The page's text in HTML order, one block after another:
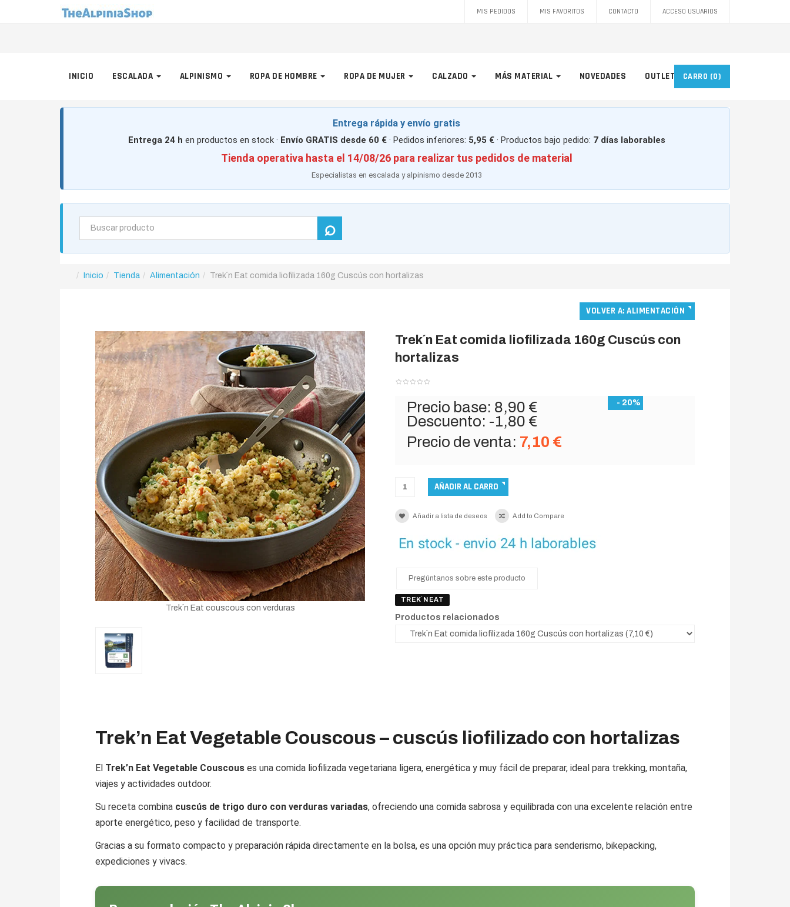
MIS PEDIDOS MIS FAVORITOS CONTACTO ACCESO USUARIOS
INICIO ESCALADA ALPINISMO ROPA DE HOMBRE ROPA DE MUJER CALZADO MÁS MATERIAL NOVEDADES OUTLET CARRO (0)
Entrega rápida y envío gratis
Entrega 24 h en productos en stock · Envío GRATIS desde 60 €· Pedidos inferiores: 5,95 €· Productos bajo pedido: 7 días laborables
Tienda operativa hasta el 14/08/26 para realizar tus pedidos de material
Especialistas en escalada y alpinismo desde 2013
Inicio Tienda Alimentación Trek´n Eat comida liofilizada 160g Cuscús con hortalizas
VOLVER A: ALIMENTACIÓN
Trek´n Eat couscous con verduras
Trek´n Eat comida liofilizada 160g Cuscús con
hortalizas
- 20%
Precio base: 8,90 €
Descuento: -1,80 €
Precio de venta: 7,10 €
Añadir a lista de deseos Add to Compare
Pregúntanos sobre este producto
TREK´N EAT
Productos relacionados
Trek’n Eat Vegetable Couscous – cuscús liofilizado con hortalizas
El Trek’n Eat Vegetable Couscous es una comida liofilizada vegetariana ligera, energética y muy fácil de preparar, ideal para trekking, montaña,
viajes y actividades outdoor.
Su receta combina cuscús de trigo duro con verduras variadas, ofreciendo una comida sabrosa y equilibrada con una excelente relación entre
aporte energético, peso y facilidad de transporte.
Gracias a su formato compacto y preparación rápida directamente en la bolsa, es una opción muy práctica para senderismo, bikepacking,
expediciones y vivacs.